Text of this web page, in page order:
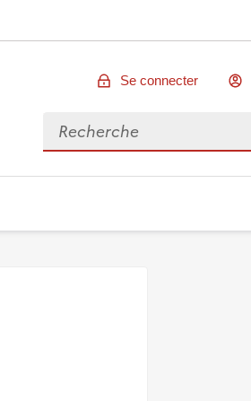
Se connecter
Rechercher des données